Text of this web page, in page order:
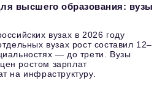
высшего образования: вузы
вузах в 2026 году
вузах рост составил 12–
— до трети. Вузы
ростом зарплат
на инфраструктуру.